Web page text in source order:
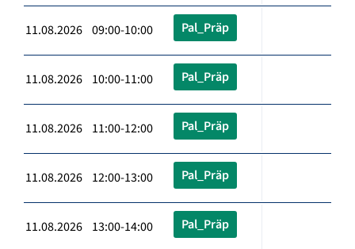
11.08.2026 09:00-10:00 Pal_Präp
11.08.2026 10:00-11:00 Pal_Präp
11.08.2026 11:00-12:00 Pal_Präp
11.08.2026 12:00-13:00 Pal_Präp
11.08.2026 13:00-14:00 Pal_Präp